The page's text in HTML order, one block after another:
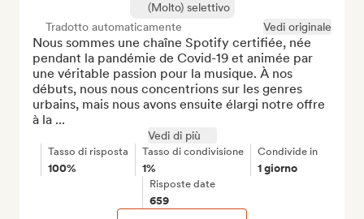
(Molto) selettivo
Tradotto automaticamente
Vedi originale
Nous sommes une chaîne Spotify certifiée, née
pendant la pandémie de Covid-19 et animée par
une véritable passion pour la musique. À nos
débuts, nous nous concentrions sur les genres
urbains, mais nous avons ensuite élargi notre offre
à la ...
Vedi di più
Tasso di risposta
100%
Tasso di condivisione
1%
Condivide in
1 giorno
Risposte date
659